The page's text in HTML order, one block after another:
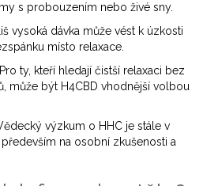
s probouzením nebo živé sny.
vysoká dávka může vést k úzkosti
místo relaxace.
Pro ty, kteří hledají čistší relaxaci bez
může být H4CBD vhodnější volbou
výzkum o HHC je stále v
na osobní zkušenosti a